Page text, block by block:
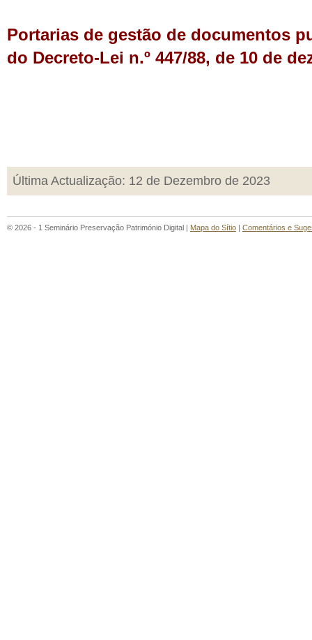
Portarias de gestão de documentos
do Decreto-Lei n.º 447/88, de 10 de
Última Actualização: 12 de Dezembro de 2023
© 2026 - 1 Seminário Preservação Património Digital | Mapa do Sítio | Comentários e